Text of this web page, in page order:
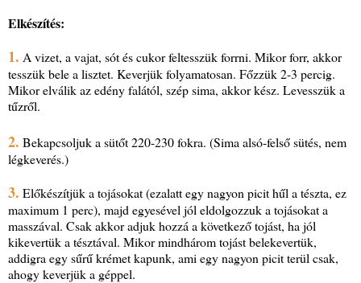
Elkészítés:
1. A vizet, a vajat, sót és cukor feltesszük forrni. Mikor forr, akkor
tesszük bele a lisztet. Keverjük folyamatosan. Főzzük 2-3 percig.
Mikor elválik az edény falától, szép sima, akkor kész. Levesszük a
tűzről.
2. Bekapcsoljuk a sütőt 220-230 fokra. (Sima alsó-felső sütés, nem
légkeverés.)
3. Előkészítjük a tojásokat (ezalatt egy nagyon picit hűl a tészta, ez
maximum 1 perc), majd egyesével jól eldolgozzuk a tojásokat a
masszával. Csak akkor adjuk hozzá a következő tojást, ha jól
kikevertük a tésztával. Mikor mindhárom tojást belekevertük,
addigra egy sűrű krémet kapunk, ami egy nagyon picit terül csak,
ahogy keverjük a géppel.